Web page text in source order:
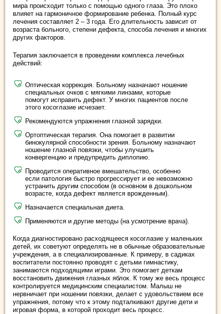
мира происходит только с помощью одного глаза. Это плохо
влияет на гармоничное формирование ребенка. Полный курс
лечения составляет 2 ‒ 3 года. Его длительность зависит от
возраста больного, степени дефекта, способа лечения и многих
других факторов.
Терапия заключается в проведении комплекса лечебных
действий:
Оптическая коррекция. Больному назначают ношение
специальных очков с мягкими линзами, которые
помогут исправить дефект. У многих пациентов после
этого косоглазие исчезает.
Рекомендуются упражнения глазной зарядки.
Ортоптическая терапия. Она помогает в развитии
бинокулярной способности зрения. Больному назначают
ношение глазной повязки, чтобы улучшить
конвергенцию и предупредить диплопию.
Проводится оперативное вмешательство, особенно
если патология быстро прогрессирует и ее невозможно
устранить другим способом (в основном в дошкольном
возрасте, когда дефект является врожденным).
Назначается специальная диета.
Применяются и другие методы (на усмотрение врача).
Когда диагностировано расходящееся косоглазие у маленьких
детей, их советуют определять не в обычные образовательные
учреждения, а в специализированные. К примеру, в садиках
воспитатели постоянно проводят с детьми гимнастику,
занимаются подходящими играми. Это помогает деткам
восстановить движения глазных яблок. К тому же весь процесс
контролируется медицинским специалистом. Малыш не
нервничает при ношении повязки, делает с удовольствием все
упражнения, потому что к этому подталкивают другие дети и
игровая форма, в которой проходит весь процесс.